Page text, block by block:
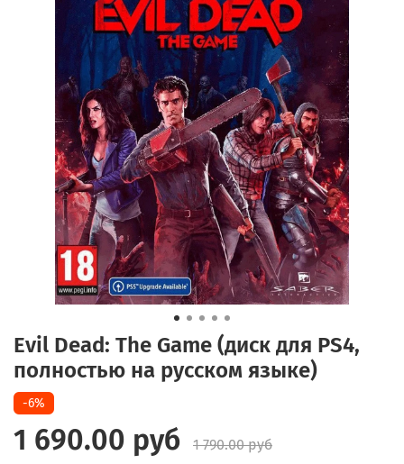
Evil Dead: The Game (диск для PS4,
полностью на русском языке)
-6%
1 690.00 руб 1 790.00 руб